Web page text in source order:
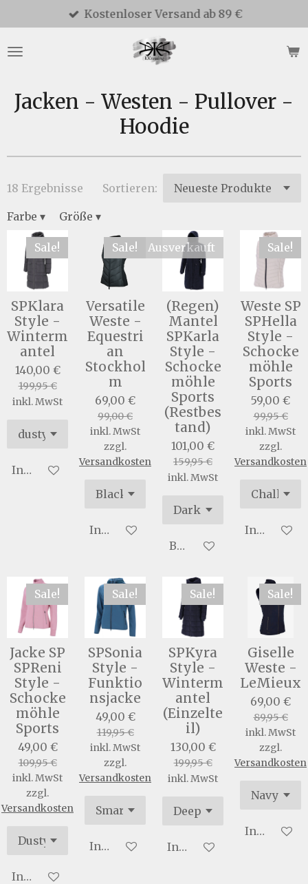
Hauptinhalt
springen
Kostenloser Versand ab 89 €
Jacken - Westen - Pullover -
Hoodie
18 Ergebnisse Sortieren:
Farbe ▾ Größe ▾
Sale!
SPKlara
Style -
Winterm
antel
140,00 €
199,95 €
inkl. MwSt
In den Warenkorb
Sale!
Versatile
Weste -
Equestri
an
Stockhol
m
69,00 €
99,00 €
inkl. MwSt
zzgl.
Versandkosten
In den Warenkorb
Ausverkauft
(Regen)
Mantel
SPKarla
Style -
Schocke
möhle
Sports
(Restbes
tand)
101,00 €
159,95 €
inkl. MwSt
Bei Verfügbarkeit
Sale!
Weste SP
SPHella
Style -
Schocke
möhle
Sports
59,00 €
99,95 €
inkl. MwSt
zzgl.
Versandkosten
In den
Sale!
Jacke SP
SPReni
Style -
Schocke
möhle
Sports
49,00 €
109,95 €
inkl. MwSt
zzgl.
Versandkosten
In den Warenkorb
Sale!
SPSonia
Style -
Funktio
nsjacke
49,00 €
119,95 €
inkl. MwSt
zzgl.
Versandkosten
In den Warenkorb
Sale!
SPKyra
Style -
Winterm
antel
(Einzelte
il)
130,00 €
199,95 €
inkl. MwSt
In den Warenkorb
Sale!
Giselle
Weste -
LeMieux
69,00 €
89,95 €
inkl. MwSt
zzgl.
Versandkosten
In den